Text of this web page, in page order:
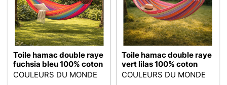
Toile hamac double raye
fuchsia bleu 100% coton
COULEURS DU MONDE
Toile hamac double raye
vert lilas 100% coton
COULEURS DU MONDE